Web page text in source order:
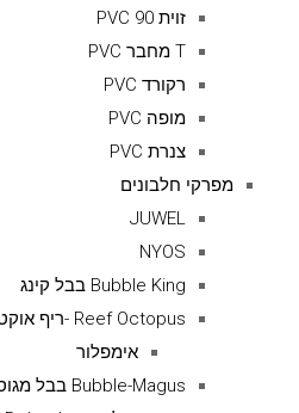
זוית 90 PVC
T מחבר PVC
רקורד PVC
מופה PVC
צנרת PVC
מפרקי חלבונים
JUWEL
NYOS
Bubble King בבל קינג
Reef Octopus -ריף אוקטופוס
אימפלור
Bubble-Magus בבל מגוס